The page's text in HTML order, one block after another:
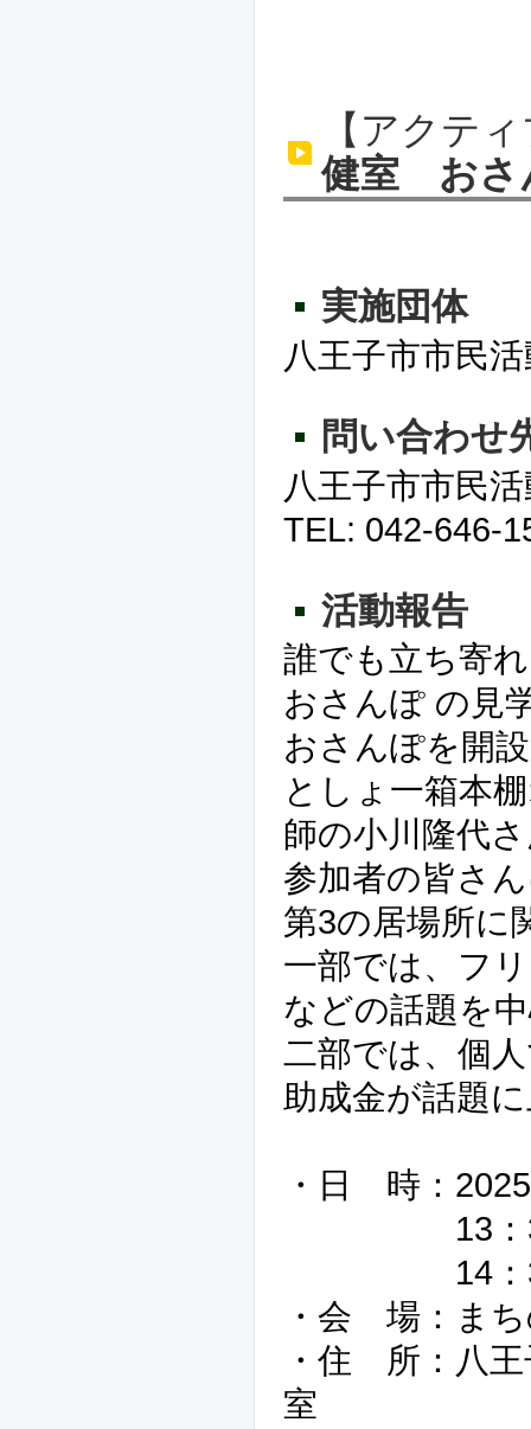
【アクテ
健室 おさ
実施団体
八王子市市民
問い合わせ
八王子市市民
TEL: 042-646-
活動報告
誰でも立ち寄
おさんぽ の見
おさんぽを開
としょ一箱本
師の小川隆代
参加者の皆さ
第3の居場所に
一部では、フ
などの話題を
二部では、個
助成金が話題
・日 時：
13：30
14：30
・会 場：ま
・住 所：八
室